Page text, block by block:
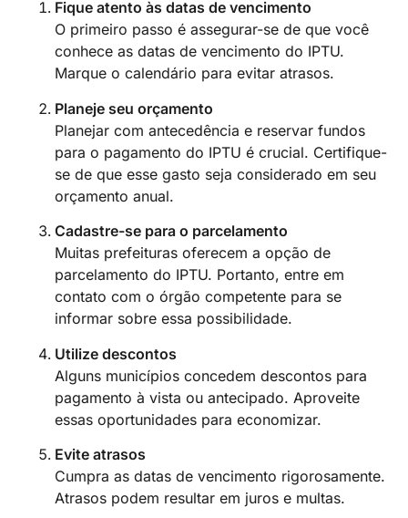
Fique atento às datas de vencimento
O primeiro passo é assegurar-se de que você
conhece as datas de vencimento do IPTU.
Marque o calendário para evitar atrasos.
Planeje seu orçamento
Planejar com antecedência e reservar fundos
para o pagamento do IPTU é crucial. Certifique-
se de que esse gasto seja considerado em seu
orçamento anual.
Cadastre-se para o parcelamento
Muitas prefeituras oferecem a opção de
parcelamento do IPTU. Portanto, entre em
contato com o órgão competente para se
informar sobre essa possibilidade.
Utilize descontos
Alguns municípios concedem descontos para
pagamento à vista ou antecipado. Aproveite
essas oportunidades para economizar.
Evite atrasos
Cumpra as datas de vencimento rigorosamente.
Atrasos podem resultar em juros e multas.